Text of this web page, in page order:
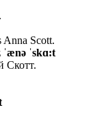
Anna Scott.
ˈænə ˈskɑ:t
Скотт.